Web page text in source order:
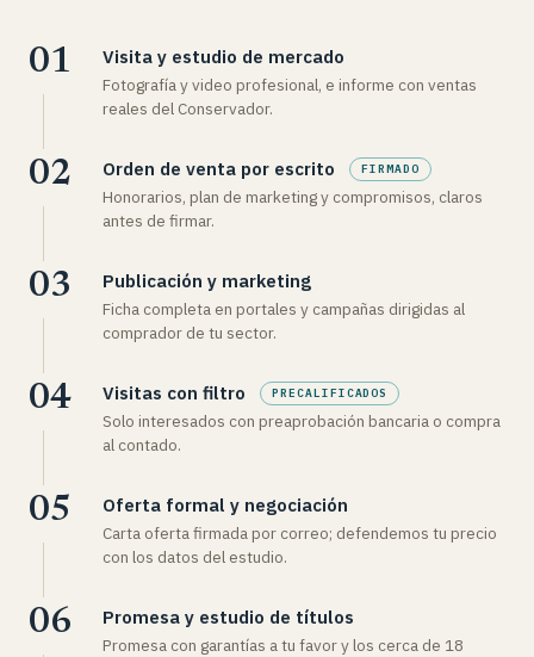
Visita y estudio de mercado
Fotografía y video profesional, e informe con ventas
reales del Conservador.
Orden de venta por escrito FIRMADO
Honorarios, plan de marketing y compromisos, claros
antes de firmar.
Publicación y marketing
Ficha completa en portales y campañas dirigidas al
comprador de tu sector.
Visitas con filtro PRECALIFICADOS
Solo interesados con preaprobación bancaria o compra
al contado.
Oferta formal y negociación
Carta oferta firmada por correo; defendemos tu precio
con los datos del estudio.
Promesa y estudio de títulos
Promesa con garantías a tu favor y los cerca de 18